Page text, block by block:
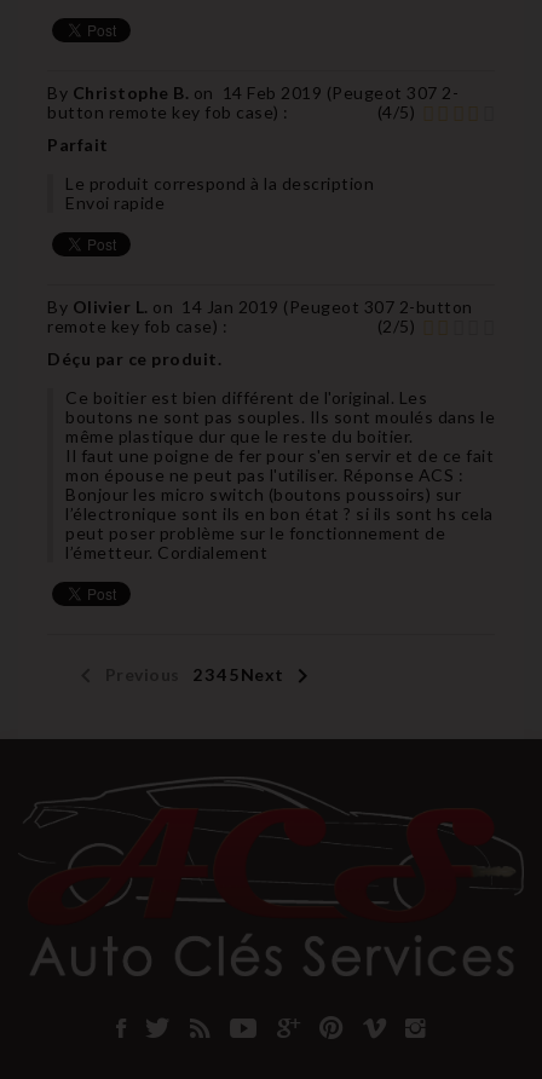
By Christophe B. on 14 Feb 2019 (Peugeot 307 2-
button remote key fob case) : (4/5)
Parfait
Le produit correspond à la description
Envoi rapide
By Olivier L. on 14 Jan 2019 ( Peugeot 307 2-button
remote key fob case) : (2/5)
Déçu par ce produit.
Ce boitier est bien différent de l'original. Les
boutons ne sont pas souples. Ils sont moulés dans le
même plastique dur que le reste du boitier.
Il faut une poigne de fer pour s'en servir et de ce fait
mon épouse ne peut pas l'utiliser. Réponse ACS :
Bonjour les micro switch (boutons poussoirs) sur
l’électronique sont ils en bon état ? si ils sont hs cela
peut poser problème sur le fonctionnement de
l’émetteur. Cordialement
234 5Next 